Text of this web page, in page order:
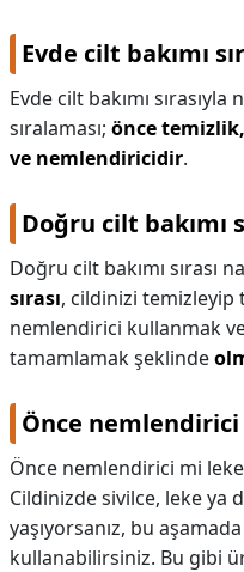
Evde cilt bakımı
Evde cilt bakımı sırasıyla
sıralaması; önce
ve nemlendiricidir.
Doğru cilt bakımı
Doğru cilt bakımı sırası
sırası, cildinizi temizleyip
nemlendirici kullanmak
tamamlamak şeklinde
Önce
Önce nemlendirici mi
Cildinizde sivilce, leke ya
yaşıyorsanız, bu
kullanabilirsiniz. Bu gibi